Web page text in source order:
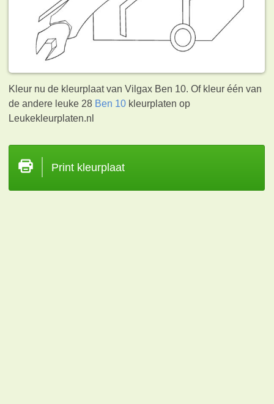
Kleur nu de kleurplaat van Vilgax Ben 10. Of kleur één van
de andere leuke 28 Ben 10 kleurplaten op
Leukekleurplaten.nl
Print kleurplaat